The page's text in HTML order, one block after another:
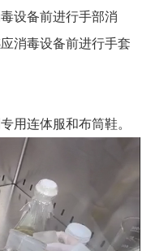
设备前进行手部消
消毒设备前进行手套
用连体服和布筒鞋。